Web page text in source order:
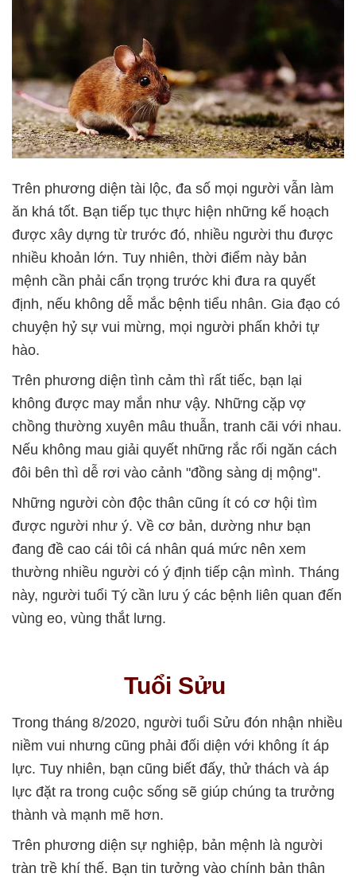
Trên phương diện tài lộc, đa số mọi người vẫn làm
ăn khá tốt. Bạn tiếp tục thực hiện những kế hoạch
được xây dựng từ trước đó, nhiều người thu được
nhiều khoản lớn. Tuy nhiên, thời điểm này bản
mệnh cần phải cẩn trọng trước khi đưa ra quyết
định, nếu không dễ mắc bệnh tiểu nhân. Gia đạo có
chuyện hỷ sự vui mừng, mọi người phấn khởi tự
hào.
Trên phương diện tình cảm thì rất tiếc, bạn lại
không được may mắn như vậy. Những cặp vợ
chồng thường xuyên mâu thuẫn, tranh cãi với nhau.
Nếu không mau giải quyết những rắc rối ngăn cách
đôi bên thì dễ rơi vào cảnh "đồng sàng dị mộng".
Những người còn độc thân cũng ít có cơ hội tìm
được người như ý. Về cơ bản, dường như bạn
đang đề cao cái tôi cá nhân quá mức nên xem
thường nhiều người có ý định tiếp cận mình. Tháng
này, người tuổi Tý cần lưu ý các bệnh liên quan đến
vùng eo, vùng thắt lưng.
Tuổi Sửu
Trong tháng 8/2020, người tuổi Sửu đón nhận nhiều
niềm vui nhưng cũng phải đối diện với không ít áp
lực. Tuy nhiên, bạn cũng biết đấy, thử thách và áp
lực đặt ra trong cuộc sống sẽ giúp chúng ta trưởng
thành và mạnh mẽ hơn.
Trên phương diện sự nghiệp, bản mệnh là người
tràn trề khí thế. Bạn tin tưởng vào chính bản thân